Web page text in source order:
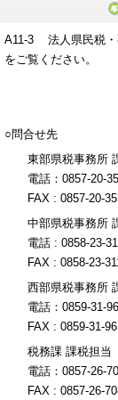
A11-3 法人県民税・
をご覧ください。
○問合せ先
東部県税事務所
電話：0857-20-
FAX : 0857-20-
中部県税事務所
電話 : 0858-23-
FAX : 0858-23-
西部県税事務所
電話：0859-31-
FAX : 0859-31-
税務課 課税担当
電話：0857-26-
FAX : 0857-26-